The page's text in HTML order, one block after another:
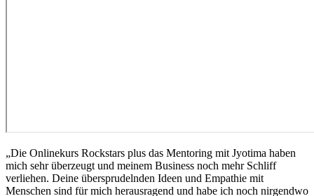
„Die Onlinekurs Rockstars plus das Mentoring mit Jyotima haben
mich sehr überzeugt und meinem Business noch mehr Schliff
verliehen. Deine übersprudelnden Ideen und Empathie mit
Menschen sind für mich herausragend und habe ich noch nirgendwo